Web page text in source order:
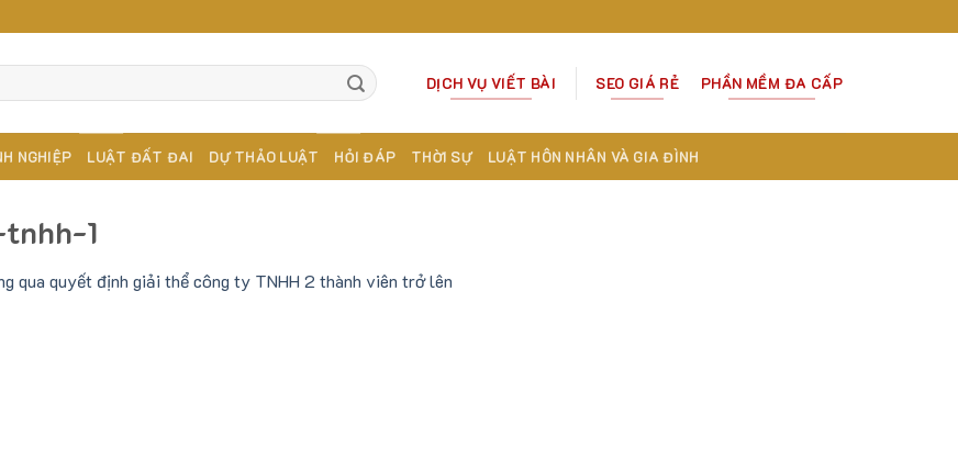
DỊCH VỤ VIẾT BÀI SEO GIÁ RẺ PHẦN MỀM ĐA CẤP
NGHIỆP LUẬT ĐẤT ĐAI DỰ THẢO LUẬT HỎI ĐÁP THỜI SỰ LUẬT HÔN NHÂN VÀ GIA ĐÌNH
1
qua quyết định giải thể công ty TNHH 2 thành viên trở lên